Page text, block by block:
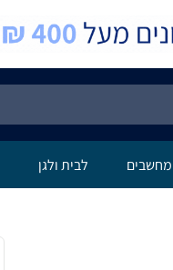
מחשבים לבית ולגן